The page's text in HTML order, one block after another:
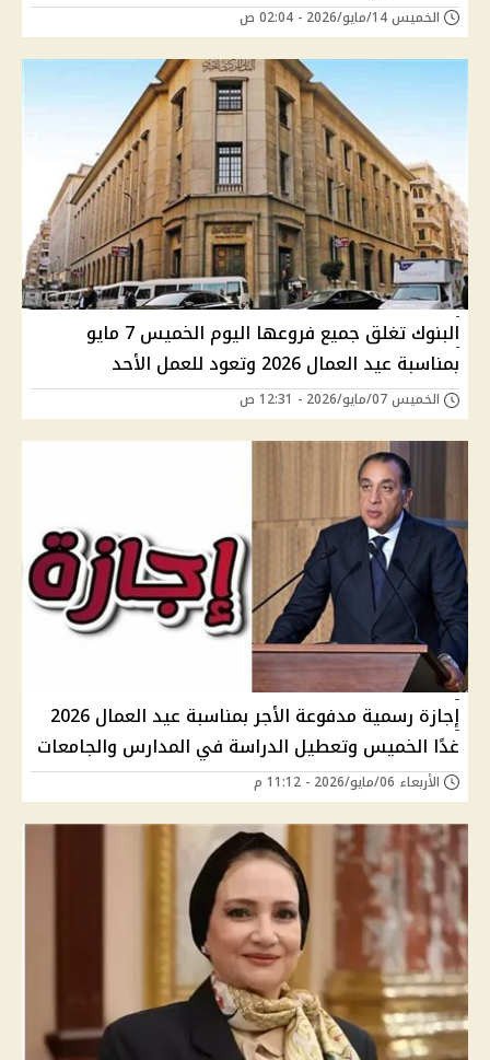
الخميس 14/مايو/2026 - 02:04 ص
البنوك تغلق جميع فروعها اليوم الخميس 7 مايو
بمناسبة عيد العمال 2026 وتعود للعمل الأحد
الخميس 07/مايو/2026 - 12:31 ص
إجازة رسمية مدفوعة الأجر بمناسبة عيد العمال 2026
غدًا الخميس وتعطيل الدراسة في المدارس والجامعات
الأربعاء 06/مايو/2026 - 11:12 م